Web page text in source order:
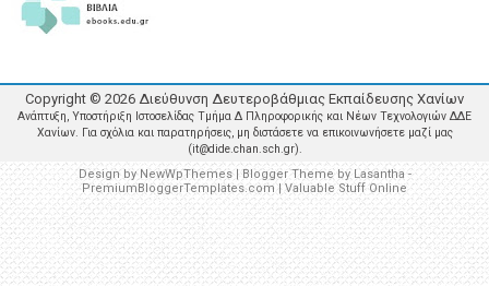
Copyright © 2026 Διεύθυνση Δευτεροβάθμιας Εκπαίδευσης Χανίων
Ανάπτυξη, Υποστήριξη Ιστοσελίδας Τμήμα Δ Πληροφορικής και Νέων Τεχνολογιών ΔΔΕ
Χανίων. Για σχόλια και παρατηρήσεις, μη διστάσετε να επικοινωνήσετε μαζί μας
(it@dide.chan.sch.gr).
Design byNewWpThemes| Blogger Theme by Lasantha -
PremiumBloggerTemplates.com | Valuable Stuff Online